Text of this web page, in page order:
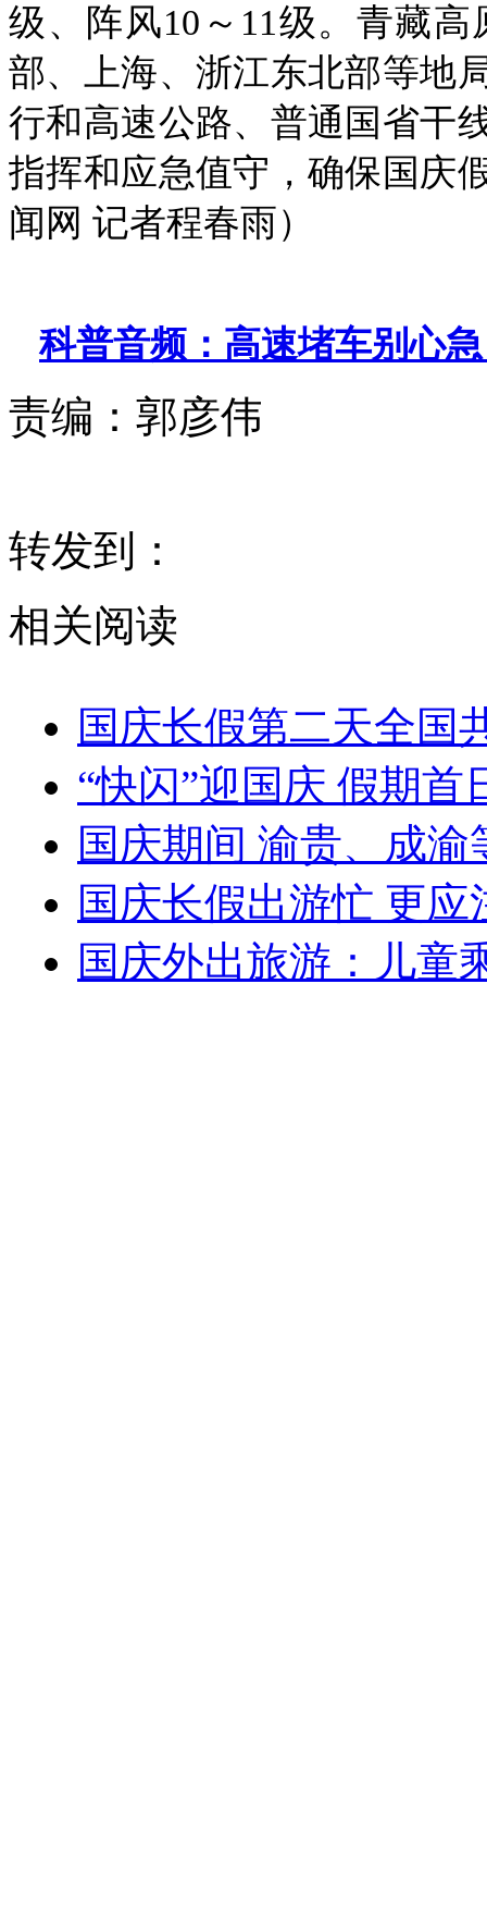
级、阵风10～11级。青藏
部、上海、浙江东北部等地
行和高速公路、普通国省干
指挥和应急值守，确保国庆
闻网 记者程春雨）
科普音频：高速堵车别心
责编： 郭彦伟
转发到：
相关阅读
国庆长假第二天全国
“快闪”迎国庆 假期
国庆期间 渝贵、成
国庆长假出游忙 更
国庆外出旅游：儿童